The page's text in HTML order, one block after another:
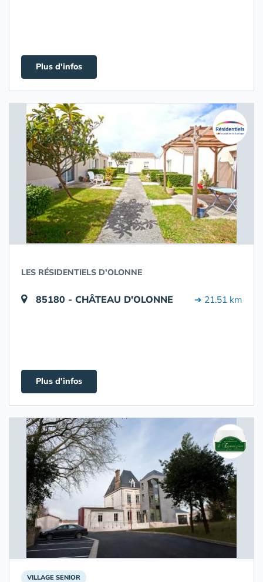
Plus d'infos
LES RÉSIDENTIELS D'OLONNE
85180 - CHÂTEAU D'OLONNE ➔ 21.51 km
Plus d'infos
VILLAGE SENIOR